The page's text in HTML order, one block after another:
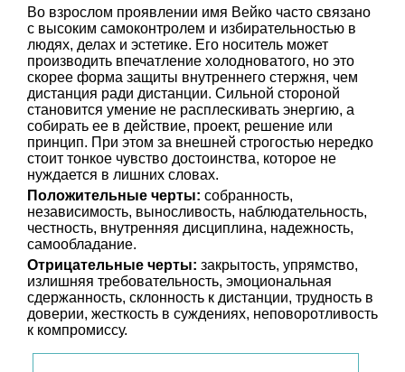
Во взрослом проявлении имя Вейко часто связано
с высоким самоконтролем и избирательностью в
людях, делах и эстетике. Его носитель может
производить впечатление холодноватого, но это
скорее форма защиты внутреннего стержня, чем
дистанция ради дистанции. Сильной стороной
становится умение не расплескивать энергию, а
собирать ее в действие, проект, решение или
принцип. При этом за внешней строгостью нередко
стоит тонкое чувство достоинства, которое не
нуждается в лишних словах.
Положительные черты: собранность,
независимость, выносливость, наблюдательность,
честность, внутренняя дисциплина, надежность,
самообладание.
Отрицательные черты: закрытость, упрямство,
излишняя требовательность, эмоциональная
сдержанность, склонность к дистанции, трудность в
доверии, жесткость в суждениях, неповоротливость
к компромиссу.